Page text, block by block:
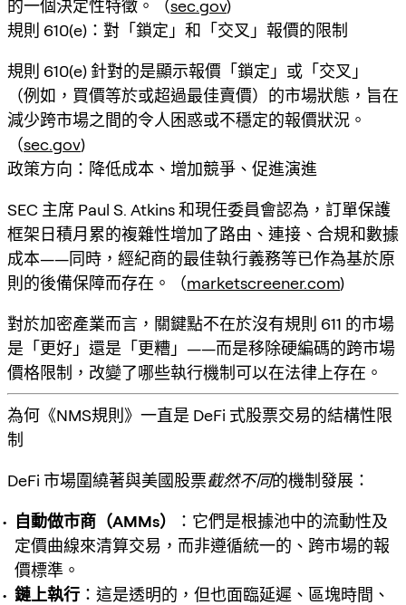
的一個決定性特徵。（sec.gov)
規則 610(e)：對「鎖定」和「交叉」報價的限制
規則 610(e) 針對的是顯示報價「鎖定」或「交叉」
（例如，買價等於或超過最佳賣價）的市場狀態，旨在
減少跨市場之間的令人困惑或不穩定的報價狀況。
（sec.gov)
政策方向：降低成本、增加競爭、促進演進
SEC 主席 Paul S. Atkins 和現任委員會認為，訂單保護
框架日積月累的複雜性增加了路由、連接、合規和數據
成本——同時，經紀商的最佳執行義務等已作為基於原
則的後備保障而存在。（marketscreener.com)
對於加密產業而言，關鍵點不在於沒有規則 611 的市場
是「更好」還是「更糟」——而是移除硬編碼的跨市場
價格限制，改變了哪些執行機制可以在法律上存在 。
為何《NMS規則》一直是 DeFi 式股票交易的結構性限
制
DeFi 市場圍繞著與美國股票截然不同的機制發展：
自動做市商（AMMs）
：它們是根據池中的流動性及
定價曲線來清算交易，而非遵循統一的、跨市場的報
價標準。
鏈上執行 ：這是透明的，但也面臨延遲、區塊時間、